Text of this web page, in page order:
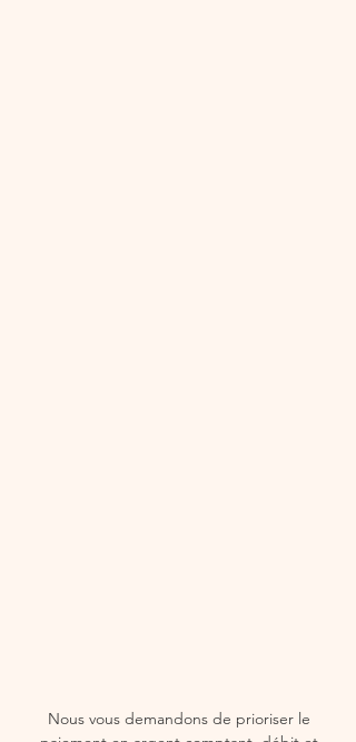
Nous vous demandons de prioriser le